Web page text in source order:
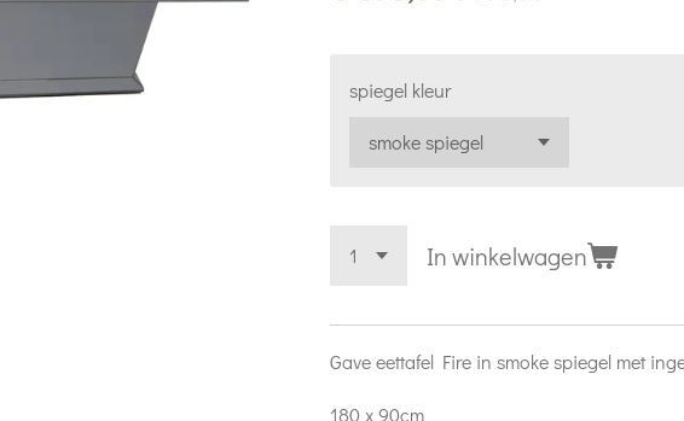
spiegel kleur
In winkelwagen
Gave eettafel Fire in smoke spiegel met
180 x 90cm